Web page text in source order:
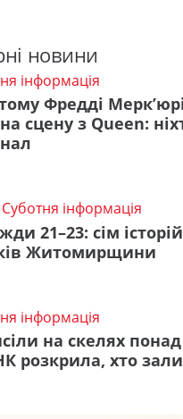
новини
інформація
Фредді
сцену з Queen:
Суботня інформація
21–23: сім
Житомирщини
інформація
на скелях понад
розкрила, хто